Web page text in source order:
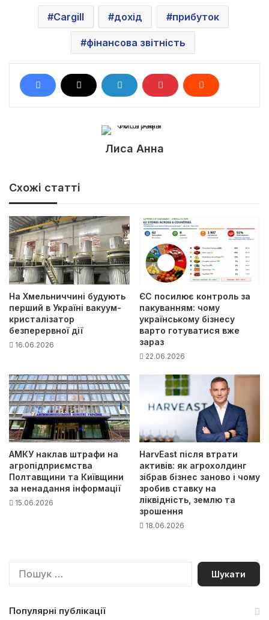
Cargill дохід прибуток
фінансова звітність
Лиса Анна
Схожі статті
На Хмельниччині будують
перший в Україні вакуум-
кристалізатор
безперервної дії
16.06.2026
ЄС посилює контроль за
пакуванням: чому
українському бізнесу
варто готуватися вже
зараз
22.06.2026
АМКУ наклав штрафи на
агропідприємства
Полтавщини та Київщини
за ненадання інформації
15.06.2026
HarvEast після втрати
активів: як агрохолдинг
зібрав бізнес заново і чому
зробив ставку на
ліквідність, землю та
зрошення
18.06.2026
П
Популярні публікації